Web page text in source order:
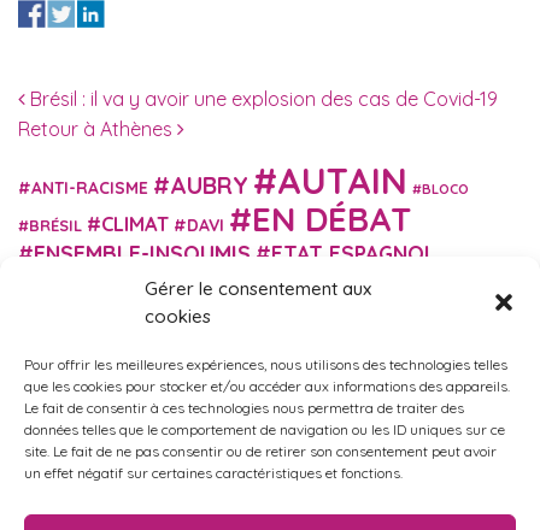
Gérer le consentement aux
cookies
Pour offrir les meilleures expériences, nous utilisons des technologies telles
que les cookies pour stocker et/ou accéder aux informations des appareils.
Le fait de consentir à ces technologies nous permettra de traiter des
données telles que le comportement de navigation ou les ID uniques sur ce
site. Le fait de ne pas consentir ou de retirer son consentement peut avoir
un effet négatif sur certaines caractéristiques et fonctions.
Navigation des articles
Brésil : il va y avoir une explosion des cas de Covid-19
Retour à Athènes
ANTI-RACISME AUBRY AUTAIN BLOCO
BRÉSIL CLIMAT DAVI EN DÉBAT
ENSEMBLE-INSOUMIS ETAT ESPAGNOL
EUROPE EXTRÊME DROITE FASCISME
FRANCE INSOUMISE
HISTOIRE IMMIGRATION ISRAËL PALESTINE ITALIE
MACRON MARTIN MARXISME MIGRANT-ES
MUNICIPALES MÉLENCHON NUPES OBONO
OCCITANIE PORTUGAL RETRAITES RUSSIE